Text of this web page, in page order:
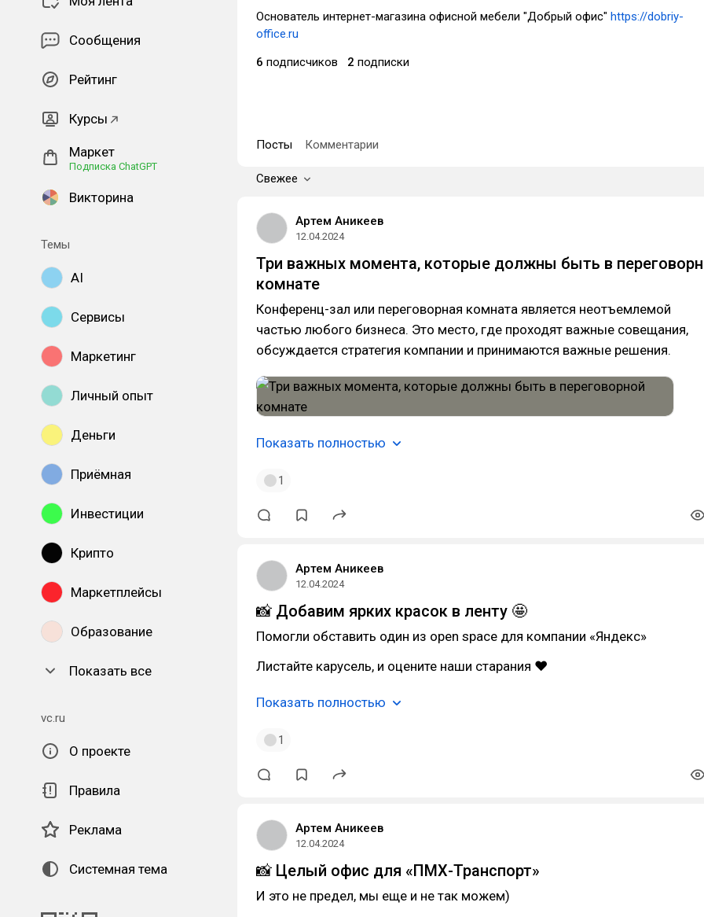
Сообщения
Рейтинг
Курсы
Маркет
Подписка ChatGPT
Викторина
Темы
AI
Сервисы
Маркетинг
Личный опыт
Деньги
Приёмная
Инвестиции
Крипто
Маркетплейсы
Образование
Показать все
vc.ru
О проекте
Правила
Реклама
Системная тема
Основатель интернет-магазина офисной мебели "Добрый офис" https://dobriy-
office.ru
6 подписчиков 2 подписки
Посты Комментарии
Свежее
Артем Аникеев
12.04.2024
Три важных момента, которые должны быть в
комнате
Конференц-зал или переговорная комната является неотъемлемой
частью любого бизнеса. Это место, где проходят важные совещания,
обсуждается стратегия компании и принимаются важные решения.
Показать полностью
1
Артем Аникеев
12.04.2024
📸 Добавим ярких красок в ленту 🤩
Помогли обставить один из open space для компании «Яндекс»
Листайте карусель, и оцените наши старания ❤
Показать полностью
1
Артем Аникеев
12.04.2024
📸 Целый офис для «ПМХ-Транспорт»
И это не предел, мы еще и не так можем)